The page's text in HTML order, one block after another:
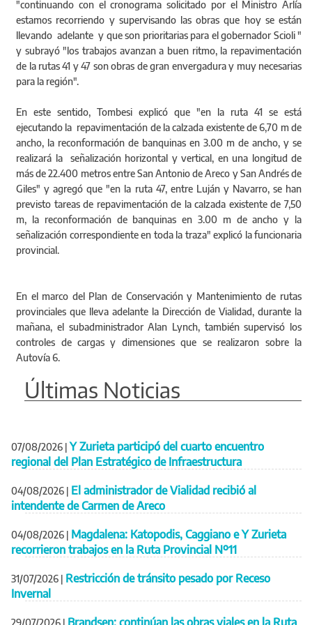
"continuando con el cronograma solicitado por el Ministro Arlía
estamos recorriendo y supervisando las obras que hoy se están
llevando adelante y que son prioritarias para el gobernador Scioli "
y subrayó "los trabajos avanzan a buen ritmo, la repavimentación
de la rutas 41 y 47 son obras de gran envergadura y muy necesarias
para la región".
En este sentido, Tombesi explicó que "en la ruta 41 se está
ejecutando la repavimentación de la calzada existente de 6,70 m de
ancho, la reconformación de banquinas en 3.00 m de ancho, y se
realizará la señalización horizontal y vertical, en una longitud de
más de 22.400 metros entre San Antonio de Areco y San Andrés de
Giles" y agregó que "en la ruta 47, entre Luján y Navarro, se han
previsto tareas de repavimentación de la calzada existente de 7,50
m, la reconformación de banquinas en 3.00 m de ancho y la
señalización correspondiente en toda la traza" explicó la funcionaria
provincial.
En el marco del Plan de Conservación y Mantenimiento de rutas
provinciales que lleva adelante la Dirección de Vialidad, durante la
mañana, el subadministrador Alan Lynch, también supervisó los
controles de cargas y dimensiones que se realizaron sobre la
Autovía 6.
Últimas Noticias
07/08/2026 | Y Zurieta participó del cuarto encuentro
regional del Plan Estratégico de Infraestructura
04/08/2026 | El administrador de Vialidad recibió al
intendente de Carmen de Areco
04/08/2026 | Magdalena: Katopodis, Caggiano e Y Zurieta
recorrieron trabajos en la Ruta Provincial Nº11
31/07/2026 | Restricción de tránsito pesado por Receso
Invernal